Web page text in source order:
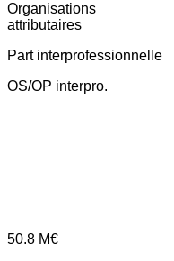
Organisations
attributaires
Part interprofessionnelle
OS/OP interpro.
50.8 M€